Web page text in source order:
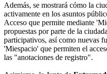
Además, se mostrará cómo la
activamente en los asuntos
Acceso que permite mediante
propuestas por parte de la
participativos, así como nuevas
'Miespacio' que permiten el
las "anotaciones de registro".